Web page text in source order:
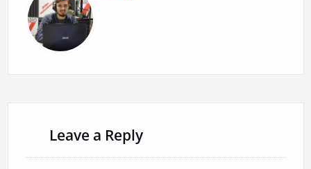
Leave a Reply